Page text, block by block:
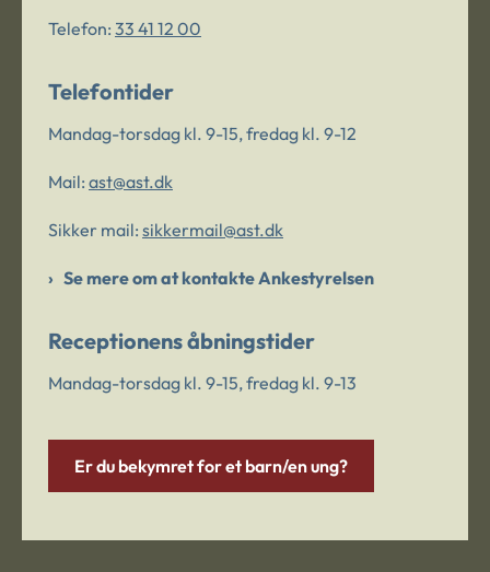
Telefon: 33 41 12 00
Telefontider
Mandag-torsdag kl. 9-15, fredag kl. 9-12
Mail: ast@ast.dk
Sikker mail: sikkermail@ast.dk
Se mere om at kontakte Ankestyrelsen
Receptionens åbningstider
Mandag-torsdag kl. 9-15, fredag kl. 9-13
Er du bekymret for et barn/en ung?